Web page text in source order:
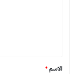
*
الاسم *